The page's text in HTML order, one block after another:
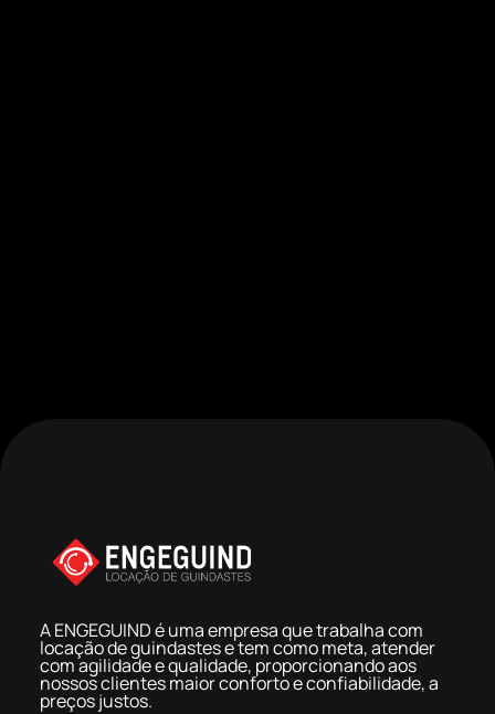
A ENGEGUIND é uma empresa que trabalha com
locação de guindastes e tem como meta, atender
com agilidade e qualidade, proporcionando aos
nossos clientes maior conforto e confiabilidade, a
preços justos.